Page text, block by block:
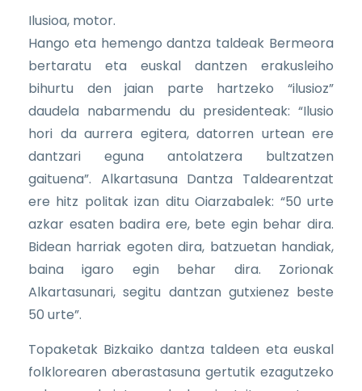
Ilusioa, motor.
Hango eta hemengo dantza taldeak Bermeora
bertaratu eta euskal dantzen erakusleiho
bihurtu den jaian parte hartzeko “ilusioz”
daudela nabarmendu du presidenteak: “Ilusio
hori da aurrera egitera, datorren urtean ere
dantzari eguna antolatzera bultzatzen
gaituena”. Alkartasuna Dantza Taldearentzat
ere hitz politak izan ditu Oiarzabalek: “50 urte
azkar esaten badira ere, bete egin behar dira.
Bidean harriak egoten dira, batzuetan handiak,
baina igaro egin behar dira. Zorionak
Alkartasunari, segitu dantzan gutxienez beste
50 urte”.
Topaketak Bizkaiko dantza taldeen eta euskal
folklorearen aberastasuna gertutik ezagutzeko